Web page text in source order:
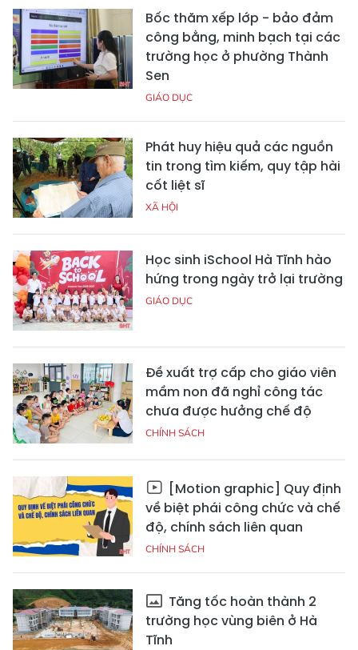
Bốc thăm xếp lớp - bảo đảm
công bằng, minh bạch tại các
trường học ở phường Thành
Sen
GIÁO DỤC
Phát huy hiệu quả các nguồn
tin trong tìm kiếm, quy tập hài
cốt liệt sĩ
XÃ HỘI
Học sinh iSchool Hà Tĩnh hào
hứng trong ngày trở lại trường
GIÁO DỤC
Đề xuất trợ cấp cho giáo viên
mầm non đã nghỉ công tác
chưa được hưởng chế độ
CHÍNH SÁCH
[Motion graphic] Quy định
về biệt phái công chức và chế
độ, chính sách liên quan
CHÍNH SÁCH
Tăng tốc hoàn thành 2
trường học vùng biên ở Hà
Tĩnh